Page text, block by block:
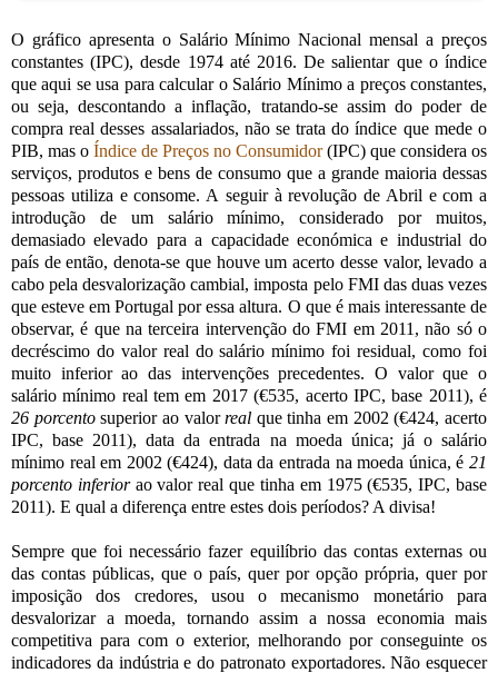
O gráfico apresenta o Salário Mínimo Nacional mensal a preços
constantes (IPC), desde 1974 até 2016. De salientar que o índice
que aqui se usa para calcular o Salário Mínimo a preços constantes,
ou seja, descontando a inflação, tratando-se assim do poder de
compra real desses assalariados, não se trata do índice que mede o
PIB, mas o Índice de Preços no Consumidor(IPC) que considera os
serviços, produtos e bens de consumo que a grande maioria dessas
pessoas utiliza e consome. A seguir à revolução de Abril e com a
introdução de um salário mínimo, considerado por muitos,
demasiado elevado para a capacidade económica e industrial do
país de então, denota-se que houve um acerto desse valor, levado a
cabo pela desvalorização cambial, imposta pelo FMI das duas vezes
que esteve em Portugal por essa altura. O que é mais interessante de
observar, é que na terceira intervenção do FMI em 2011, não só o
decréscimo do valor real do salário mínimo foi residual, como foi
muito inferior ao das intervenções precedentes. O valor que o
salário mínimo real tem em 2017 (€535, acerto IPC, base 2011), é
26 porcentosuperior ao valorreal que tinha em 2002 (€424, acerto
IPC, base 2011), data da entrada na moeda única; já o salário
mínimo real em 2002 (€424), data da entrada na moeda única, é 21
porcento inferiorao valor real que tinha em 1975 (€535, IPC, base
2011). E qual a diferença entre estes dois períodos? A divisa!
Sempre que foi necessário fazer equilíbrio das contas externas ou
das contas públicas, que o país, quer por opção própria, quer por
imposição dos credores, usou o mecanismo monetário para
desvalorizar a moeda, tornando assim a nossa economia mais
competitiva para com o exterior, melhorando por conseguinte os
indicadores da indústria e do patronato exportadores. Não esquecer